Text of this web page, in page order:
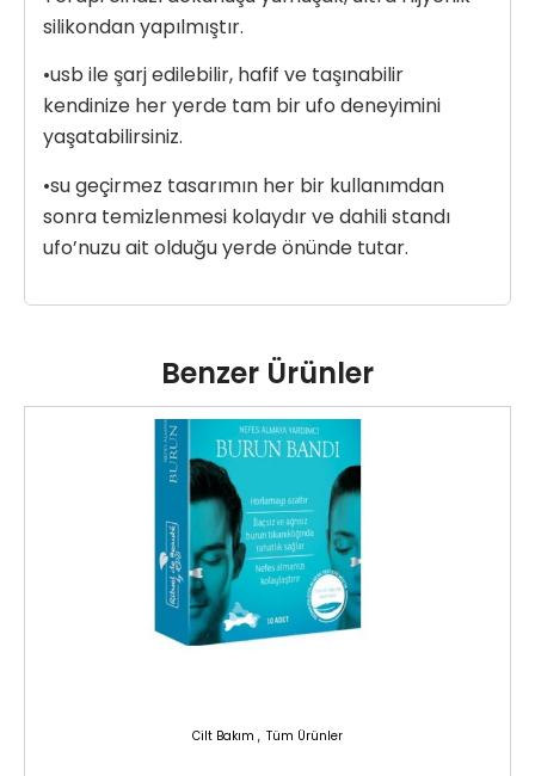
silikondan yapılmıştır.
•usb ile şarj edilebilir, hafif ve taşınabilir
kendinize her yerde tam bir ufo deneyimini
yaşatabilirsiniz.
•su geçirmez tasarımın her bir kullanımdan
sonra temizlenmesi kolaydır ve dahili standı
ufo’nuzu ait olduğu yerde önünde tutar.
Benzer Ürünler
Cilt Bakım , Tüm Ürünler